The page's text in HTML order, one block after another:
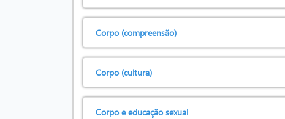
Corpo (compreensão)
Corpo (cultura)
Corpo e educação sexual